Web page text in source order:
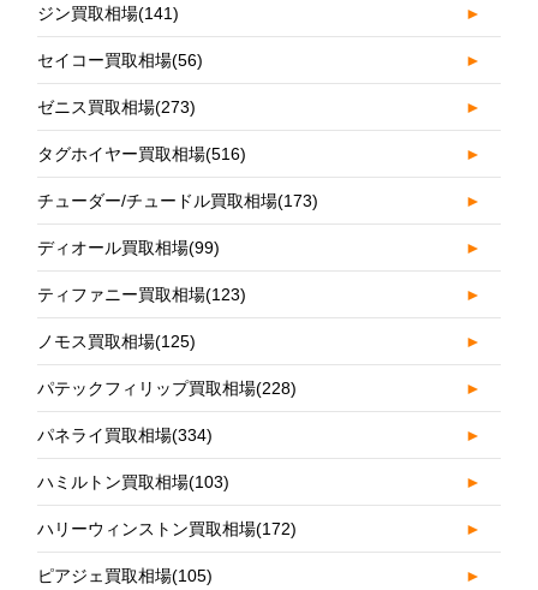
ジン買取相場(141) ►
セイコー買取相場(56) ►
ゼニス買取相場(273) ►
タグホイヤー買取相場(516) ►
チューダー/チュードル買取相場(173) ►
ディオール買取相場(99) ►
ティファニー買取相場(123) ►
ノモス買取相場(125) ►
パテックフィリップ買取相場(228) ►
パネライ買取相場(334) ►
ハミルトン買取相場(103) ►
ハリーウィンストン買取相場(172) ►
ピアジェ買取相場(105) ►